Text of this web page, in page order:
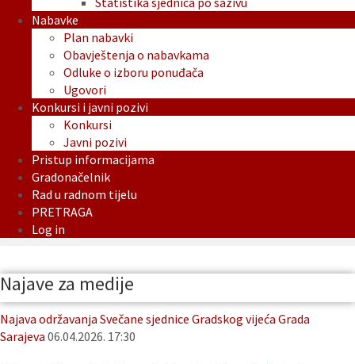
Nabavke
Plan nabavki
Obavještenja o nabavkama
Odluke o izboru ponuđača
Ugovori
Konkursi i javni pozivi
Konkursi
Javni pozivi
Pristup informacijama
Gradonačelnik
Rad u radnom tijelu
PRETRAGA
Log in
Najave za medije
Najava održavanja Svečane sjednice Gradskog vijeća Grada
Sarajeva 06.04.2026. 17:30